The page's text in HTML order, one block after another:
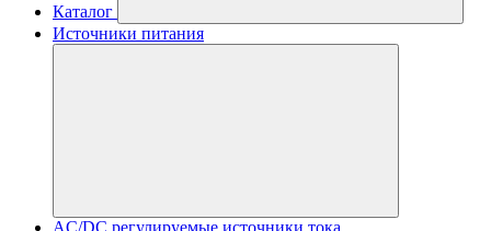
Каталог
Источники питания
AC/DC регулируемые источники тока